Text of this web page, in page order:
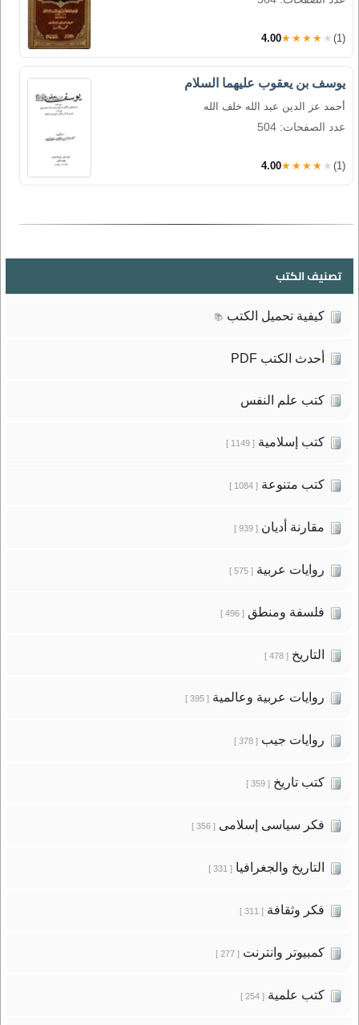
4.00★★★★★ (1)
يوسف بن يعقوب عليهما السلام
أحمد عز الدين عبد الله خلف الله
عدد الصفحات: 504
4.00★★★★★ (1)
تصنيف الكتب
كيفية تحميل الكتب 📚
أحدث الكتب PDF
كتب علم النفس
كتب إسلامية[ 1149 ]
كتب متنوعة[ 1084 ]
مقارنة أديان[ 939 ]
روايات عربية[ 575 ]
فلسفة ومنطق[ 496 ]
التاريخ[ 478 ]
روايات عربية وعالمية[ 395 ]
روايات جيب[ 378 ]
كتب تاريخ[ 359 ]
فكر سياسى إسلامى[ 356 ]
التاريخ والجغرافيا[ 331 ]
فكر وثقافة[ 311 ]
كمبيوتر وانترنت[ 277 ]
كتب علمية[ 254 ]